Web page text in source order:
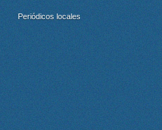
Periódicos locales